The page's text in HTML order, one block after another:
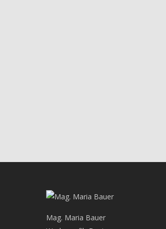
Mag. Maria Bauer